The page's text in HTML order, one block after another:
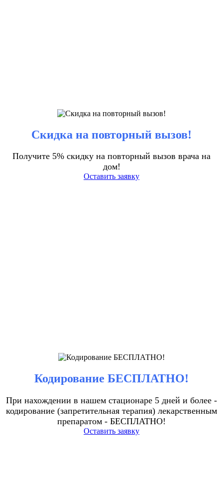
Скидка на повторный вызов!
Получите 5% скидку на повторный вызов врача на
дом!
Оставить заявку
Кодирование БЕСПЛАТНО!
При нахождении в нашем стационаре 5 дней и более -
кодирование (запретительная терапия) лекарственным
препаратом - БЕСПЛАТНО!
Оставить заявку